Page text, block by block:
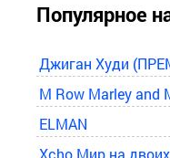
Популярное
Джиган Худи
M Row Marley and
ELMAN
Xcho Мир на двоих